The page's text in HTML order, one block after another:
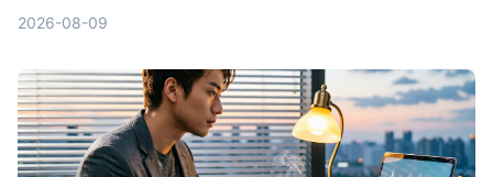
2026-08-09